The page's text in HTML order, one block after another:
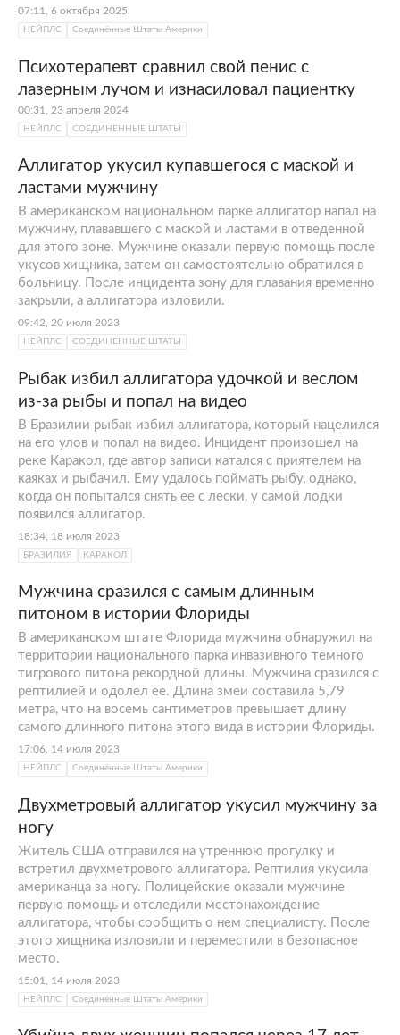
07:11, 6 октября 2025
НЕЙПЛС Соединённые Штаты Америки
Психотерапевт сравнил свой пенис с
лазерным лучом и изнасиловал пациентку
00:31, 23 апреля 2024
НЕЙПЛС СОЕДИНЕННЫЕ ШТАТЫ
Аллигатор укусил купавшегося с маской и
ластами мужчину
В американском национальном парке аллигатор напал на
мужчину, плававшего с маской и ластами в отведенной
для этого зоне. Мужчине оказали первую помощь после
укусов хищника, затем он самостоятельно обратился в
больницу. После инцидента зону для плавания временно
закрыли, а аллигатора изловили.
09:42, 20 июля 2023
НЕЙПЛС СОЕДИНЕННЫЕ ШТАТЫ
Рыбак избил аллигатора удочкой и веслом
из-за рыбы и попал на видео
В Бразилии рыбак избил аллигатора, который нацелился
на его улов и попал на видео. Инцидент произошел на
реке Каракол, где автор записи катался с приятелем на
каяках и рыбачил. Ему удалось поймать рыбу, однако,
когда он попытался снять ее с лески, у самой лодки
появился аллигатор.
18:34, 18 июля 2023
БРАЗИЛИЯ КАРАКОЛ
Мужчина сразился с самым длинным
питоном в истории Флориды
В американском штате Флорида мужчина обнаружил на
территории национального парка инвазивного темного
тигрового питона рекордной длины. Мужчина сразился с
рептилией и одолел ее. Длина змеи составила 5,79
метра, что на восемь сантиметров превышает длину
самого длинного питона этого вида в истории Флориды.
17:06, 14 июля 2023
НЕЙПЛС Соединённые Штаты Америки
Двухметровый аллигатор укусил мужчину за
ногу
Житель США отправился на утреннюю прогулку и
встретил двухметрового аллигатора. Рептилия укусила
американца за ногу. Полицейские оказали мужчине
первую помощь и отследили местонахождение
аллигатора, чтобы сообщить о нем специалисту. После
этого хищника изловили и переместили в безопасное
место.
15:01, 14 июля 2023
НЕЙПЛС Соединённые Штаты Америки